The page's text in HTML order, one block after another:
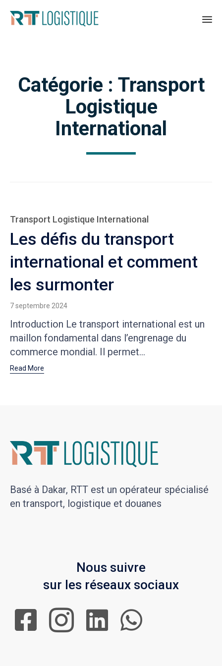
Catégorie : Transport
Logistique
International
Category
Transport Logistique International
Les défis du transport
international et comment
les surmonter
7 septembre 2024
Introduction Le transport international est un
maillon fondamental dans l’engrenage du
commerce mondial. Il permet...
Read More
Basé à Dakar, RTT est un opérateur spécialisé
en transport, logistique et douanes
Nous suivre
sur les réseaux sociaux